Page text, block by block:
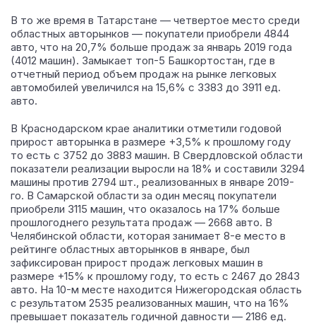
В то же время в Татарстане — четвертое место среди
областных авторынков — покупатели приобрели 4844
авто, что на 20,7% больше продаж за январь 2019 года
(4012 машин). Замыкает топ-5 Башкортостан, где в
отчетный период объем продаж на рынке легковых
автомобилей увеличился на 15,6% с 3383 до 3911 ед.
авто.
В Краснодарском крае аналитики отметили годовой
прирост авторынка в размере +3,5% к прошлому году
то есть с 3752 до 3883 машин. В Свердловской области
показатели реализации выросли на 18% и составили 3294
машины против 2794 шт., реализованных в январе 2019-
го. В Самарской области за один месяц покупатели
приобрели 3115 машин, что оказалось на 17% больше
прошлогоднего результата продаж — 2668 авто. В
Челябинской области, которая занимает 8-е место в
рейтинге областных авторынков в январе, был
зафиксирован прирост продаж легковых машин в
размере +15% к прошлому году, то есть с 2467 до 2843
авто. На 10-м месте находится Нижегородская область
с результатом 2535 реализованных машин, что на 16%
превышает показатель годичной давности — 2186 ед.